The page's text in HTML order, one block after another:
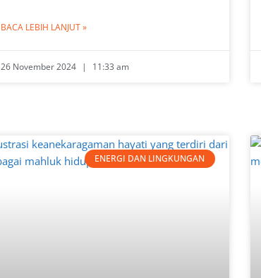
BACA LEBIH LANJUT »
26 November 2024 11:33 am
ENERGI DAN LINGKUNGAN